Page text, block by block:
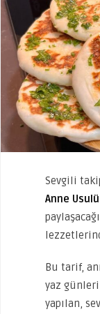
Sevgili
Anne
Bu tarif,
yaz
yapılan,